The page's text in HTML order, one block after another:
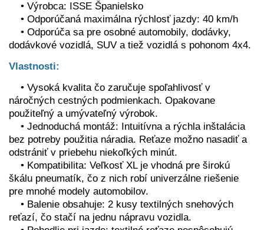
• Výrobca: ISSE Španielsko
• Odporúčaná maximálna rýchlosť jazdy: 40 km/h
• Odporúča sa pre osobné automobily, dodávky,
dodávkové vozidlá, SUV a tiež vozidlá s pohonom 4x4.
Vlastnosti:
• Vysoká kvalita čo zaručuje spoľahlivosť v
náročných cestných podmienkach. Opakovane
použiteľný a umývateľný výrobok.
• Jednoduchá montáž: Intuitívna a rýchla inštalácia
bez potreby použitia náradia. Reťaze možno nasadiť a
odstrániť v priebehu niekoľkých minút.
• Kompatibilita: Veľkosť XL je vhodná pre širokú
škálu pneumatík, čo z nich robí univerzálne riešenie
pre mnohé modely automobilov.
• Balenie obsahuje: 2 kusy textilných snehových
reťazí, čo stačí na jednu nápravu vozidla.